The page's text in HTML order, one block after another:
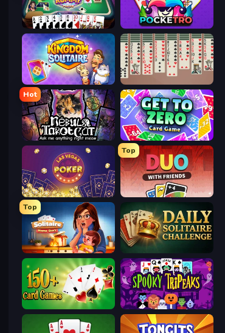
Gin Rummy Mania Pocketro
Kingdom Solitaire Spider Solitaire 2 Suits
Hot
Nébula Tarot Cat Get to Zero
Las Vegas Poker
Top
DUO With Friends
Top
Solitaire Home Story
Spooky Tripeaks